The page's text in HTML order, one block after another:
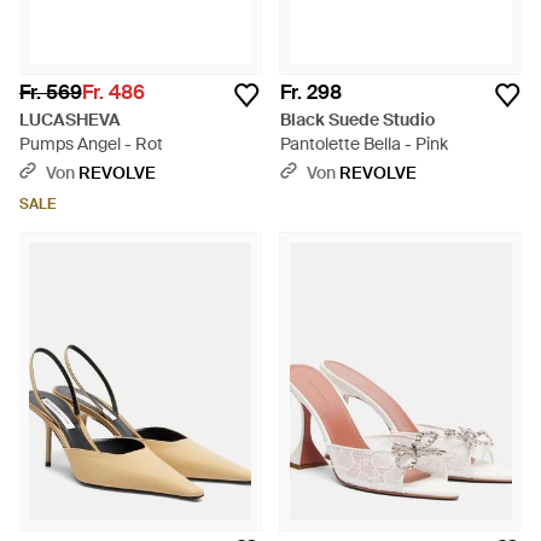
Fr. 569Fr. 486
LUCASHEVA
Pumps Angel - Rot
Von REVOLVE
SALE
Fr. 298
Black Suede Studio
Pantolette Bella - Pink
Von REVOLVE